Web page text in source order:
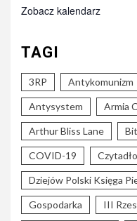
Zobacz kalendarz
TAGI
3RP Antykomunizm
Antysystem Armia
Arthur Bliss Lane
COVID-19 Czytadło
Dziejów Polski Księga
Gospodarka III